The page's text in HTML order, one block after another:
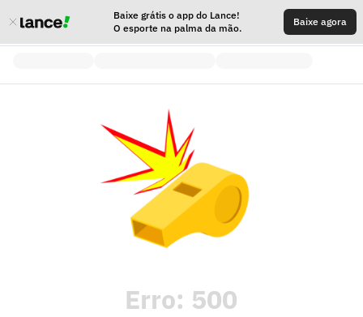
Baixe grátis o app do Lance!
O esporte na palma da mão.
Baixe agora
Erro: 500